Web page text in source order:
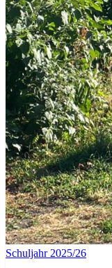
Schuljahr 2025/26